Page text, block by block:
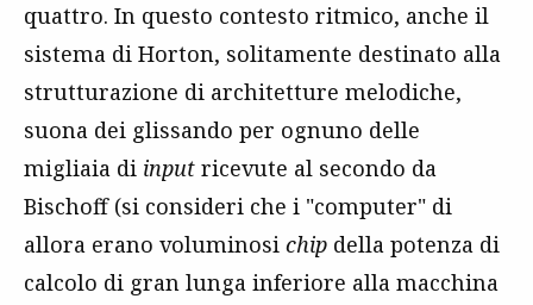
quattro. In questo contesto ritmico, anche il
sistema di Horton, solitamente destinato alla
strutturazione di architetture melodiche,
suona dei glissando per ognuno delle
migliaia di input ricevute al secondo da
Bischoff (si consideri che i "computer" di
allora erano voluminosi chip della potenza di
calcolo di gran lunga inferiore alla macchina